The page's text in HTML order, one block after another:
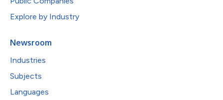
Explore by Industry
Newsroom
Industries
Subjects
Languages